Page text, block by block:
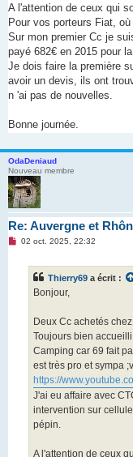
A l'attention de ceux qui
Pour vos porteurs Fiat,
Sur mon premier Cc je
payé 682€ en 2015 pour
Je dois faire la première
avoir un devis, ils ont
n 'ai pas de nouvelles.
Bonne journée.
OdaDeniaud
Nouveau membre
Re: Auvergne et
M02 oct. 2025, 22:32
Thierry69 a écrit :
Bonjour,
Deux Cc achetés
Toujours bien
Camping car 69 fait
est très pro et sympa
https://
J'ai eu affaire avec
intervention sur
pépin.
A l'attention de ceux